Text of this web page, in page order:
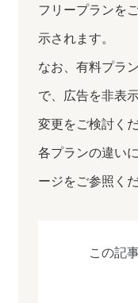
フリープランを
示されます。
なお、有料プラ
で、広告を非表
変更をご検討くだ
各プランの違い
ージをご参照くだ
この記